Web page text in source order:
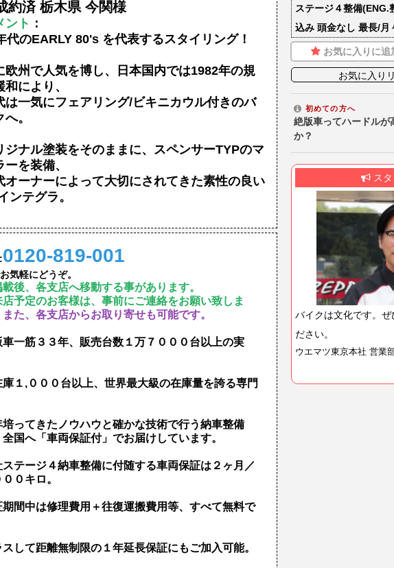
ステージ４整備(ENG.
込み 頭金なし 最長/月
お気に入りに追
お気に入り
初めての方へ
絶版車ってハードルが
か？
ス
バイクは文化です。ぜ
ださい。
ウエマツ東京本社 営業
約済 栃木県 今関様
ント ：
代のEARLY 80's を代表するスタイリング！
欧州で人気を博し、日本国内では1982年の規
和により、
は一気にフェアリング/ビキニカウル付きのバ
。
ジナル塗装をそのままに、スペンサーTYPのマ
ーを装備、
オーナーによって大切にされてきた素性の良い
ンテグラ。
0120-819-001
気軽にどうぞ。
載後、各支店へ移動する事があります。
店予定のお客様は、事前にご連絡をお願い致しま
また、各支店からお取り寄せも可能です。
車一筋３３年、販売台数１万７０００台以上の実
庫１,０００台以上、世界最大級の在庫量を誇る専門
培ってきたノウハウと確かな技術で行う納車整備
全国へ「車両保証付」でお届けしています。
ステージ４納車整備に付随する車両保証は２ヶ月／
０キロ。
期間中は修理費用＋往復運搬費用等、すべて無料で
スして距離無制限の１年延長保証にもご加入可能。